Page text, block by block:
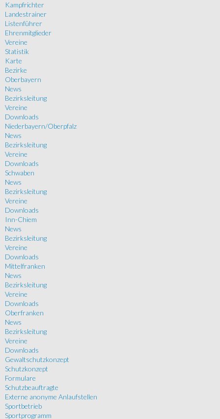
Kampfrichter
Landestrainer
Listenführer
Ehrenmitglieder
Vereine
Statistik
Karte
Bezirke
Oberbayern
News
Bezirksleitung
Vereine
Downloads
Niederbayern/Oberpfalz
News
Bezirksleitung
Vereine
Downloads
Schwaben
News
Bezirksleitung
Vereine
Downloads
Inn-Chiem
News
Bezirksleitung
Vereine
Downloads
Mittelfranken
News
Bezirksleitung
Vereine
Downloads
Oberfranken
News
Bezirksleitung
Vereine
Downloads
Gewaltschutzkonzept
Schutzkonzept
Formulare
Schutzbeauftragte
Externe anonyme Anlaufstellen
Sportbetrieb
Sportprogramm